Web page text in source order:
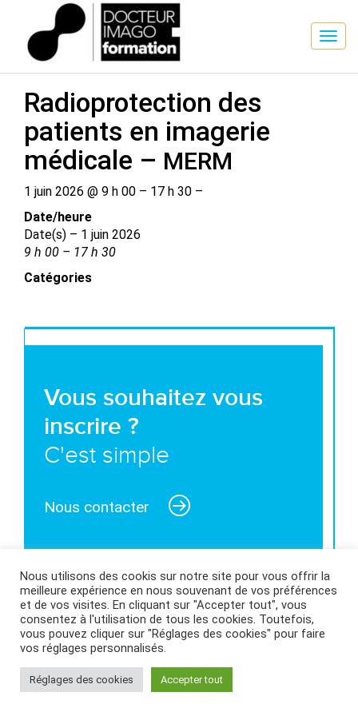
SESSION DE FORMATION
Radioprotection des
patients en imagerie
médicale – MERM
1 juin 2026 @ 9 h 00 – 17 h 30 –
Date/​heure
Date(s) – 1 juin 2026
9 h 00 – 17 h 30
Catégories
Vous souhaitez vous
inscrire ?
C'est simple
Nous contacter
MENTIONS LÉGALES ET CONDITIONS GÉNÉRALES
D’UTILISATION| POLITIQUE DES COOKIES|
Nous utilisons des cookis sur notre site pour vous offrir la
meilleure expérience en nous souvenant de vos préférences
et de vos visites. En cliquant sur "Accepter tout", vous
consentez à l'utilisation de tous les cookies. Toutefois,
vous pouvez cliquer sur "Réglages des cookies" pour faire
vos réglages personnalisés.
Réglages des cookies Accepter tout